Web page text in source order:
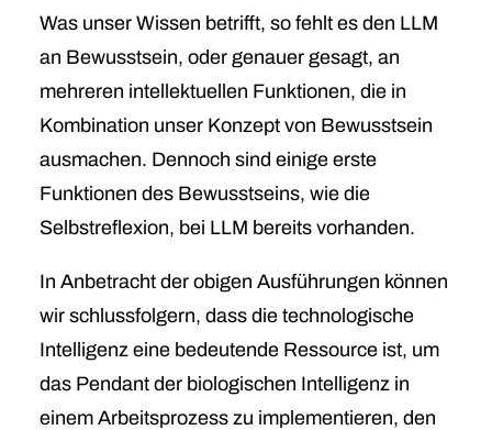
Was unser Wissen betrifft, so fehlt es den LLM
an Bewusstsein, oder genauer gesagt, an
mehreren intellektuellen Funktionen, die in
Kombination unser Konzept von Bewusstsein
ausmachen. Dennoch sind einige erste
Funktionen des Bewusstseins, wie die
Selbstreflexion, bei LLM bereits vorhanden.
In Anbetracht der obigen Ausführungen können
wir schlussfolgern, dass die technologische
Intelligenz eine bedeutende Ressource ist, um
das Pendant der biologischen Intelligenz in
einem Arbeitsprozess zu implementieren, den